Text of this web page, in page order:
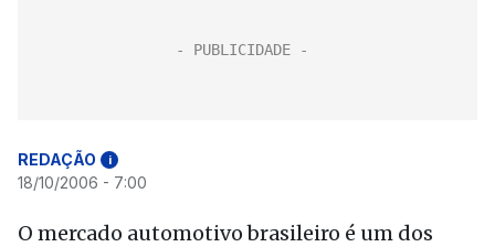
REDAÇÃO i
18/10/2006 - 7:00
O mercado automotivo brasileiro é um dos